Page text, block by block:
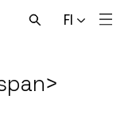
FI
Avaa